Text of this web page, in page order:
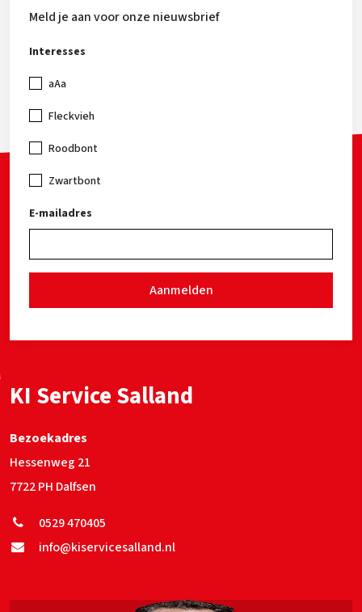
Meld je aan voor onze nieuwsbrief
Interesses
aAa
Fleckvieh
Roodbont
Zwartbont
E-mailadres
Aanmelden
KI Service Salland
Bezoekadres
Hessenweg 21
7722 PH Dalfsen
0529 470405
info@kiservicesalland.nl